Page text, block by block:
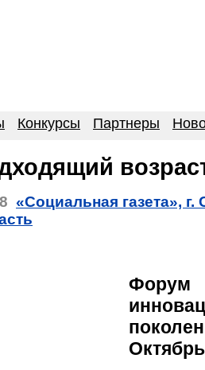
Конкурсы Партнеры
«Социальная газета», г.
Форум